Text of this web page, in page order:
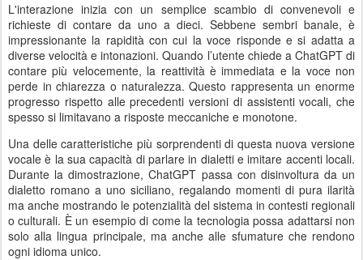
L'interazione inizia con un semplice scambio di convenevoli e
richieste di contare da uno a dieci. Sebbene sembri banale, è
impressionante la rapidità con cui la voce risponde e si adatta a
diverse velocità e intonazioni. Quando l’utente chiede a ChatGPT di
contare più velocemente, la reattività è immediata e la voce non
perde in chiarezza o naturalezza. Questo rappresenta un enorme
progresso rispetto alle precedenti versioni di assistenti vocali, che
spesso si limitavano a risposte meccaniche e monotone.
Una delle caratteristiche più sorprendenti di questa nuova versione
vocale è la sua capacità di parlare in dialetti e imitare accenti locali.
Durante la dimostrazione, ChatGPT passa con disinvoltura da un
dialetto romano a uno siciliano, regalando momenti di pura ilarità
ma anche mostrando le potenzialità del sistema in contesti regionali
o culturali. È un esempio di come la tecnologia possa adattarsi non
solo alla lingua principale, ma anche alle sfumature che rendono
ogni idioma unico.